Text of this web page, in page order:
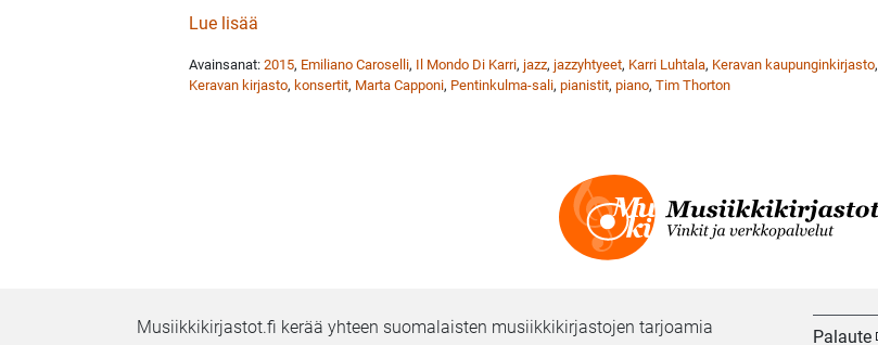
Lue lisää
Avainsanat: 2015, Emiliano Caroselli, Il Mondo Di Karri, jazz, jazzyhtyeet, Karri Luhtala, Keravan kaupunginkirjasto,
Keravan kirjasto, konsertit, Marta Capponi, Pentinkulma-sali, pianistit, piano, Tim Thorton
Musiikkikirjastot.fi kerää yhteen suomalaisten musiikkikirjastojen tarjoamia
Palaute